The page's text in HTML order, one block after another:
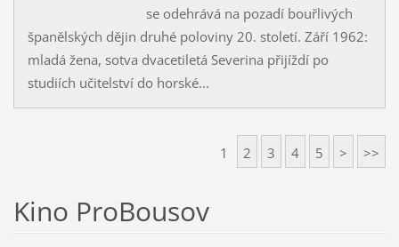
se odehrává na pozadí bouřlivých
španělských dějin druhé poloviny 20. století. Září 1962:
mladá žena, sotva dvacetiletá Severina přijíždí po
studiích učitelství do horské...
1 2 3 4 5 > >>
Kino ProBousov